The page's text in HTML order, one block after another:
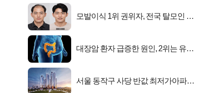
모발이식 1위 권위자, 전국 탈모인 몰
대장암 환자 급증한 원인, 2위는 유산
서울 동작구 사당 반값 최저가아파트